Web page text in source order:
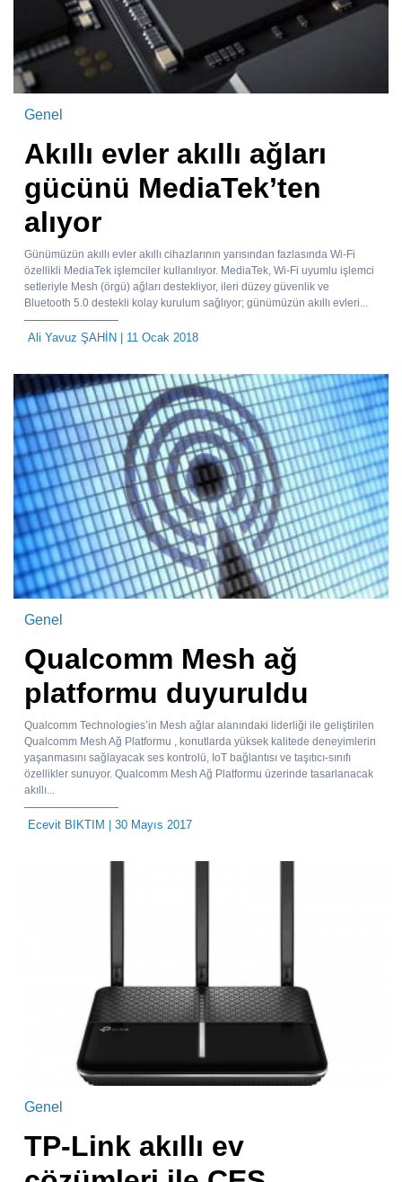
Genel
Akıllı evler akıllı ağları
gücünü MediaTek’ten
alıyor
Günümüzün akıllı evler akıllı cihazlarının yarısından fazlasında Wi-Fi
özellikli MediaTek işlemciler kullanılıyor. MediaTek, Wi-Fi uyumlu işlemci
setleriyle Mesh (örgü) ağları destekliyor, ileri düzey güvenlik ve
Bluetooth 5.0 destekli kolay kurulum sağlıyor; günümüzün akıllı evleri...
Ali Yavuz ŞAHİN | 11 Ocak 2018
Genel
Qualcomm Mesh ağ
platformu duyuruldu
Qualcomm Technologies’in Mesh ağlar alanındaki liderliği ile geliştirilen
Qualcomm Mesh Ağ Platformu , konutlarda yüksek kalitede deneyimlerin
yaşanmasını sağlayacak ses kontrolü, IoT bağlantısı ve taşıtıcı-sınıfı
özellikler sunuyor. Qualcomm Mesh Ağ Platformu üzerinde tasarlanacak
akıllı...
Ecevit BIKTIM | 30 Mayıs 2017
Genel
TP-Link akıllı ev